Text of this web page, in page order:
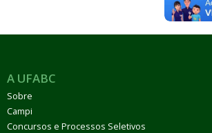
A UFABC
Sobre
Campi
Concursos e Processos Seletivos